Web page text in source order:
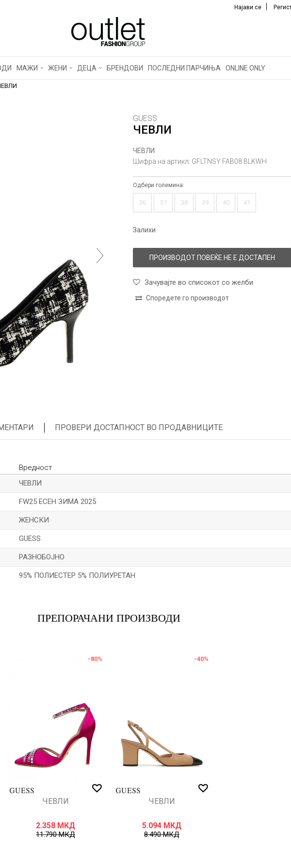
Најави се
МАЖИ ЖЕНИ ДЕЦА БРЕНДОВИ ПОСЛЕДНИ ПАРЧИЊА ONLINE ONLY
GUESS
ЧЕВЛИ
ЧЕВЛИ
Шифра на артикл: GFLTNSY FAB08 BLKWH
Одбери големина:
36 37 38 39 40 41
Залихи
ПРОИЗВОДОТ ПОВЕЌЕ НЕ Е ДОСТАПЕН
Зачувајте во списокот со желби
Споредете го производот
ПРОВЕРИ ДОСТАПНОСТ ВО ПРОДАВНИЦИТЕ
Вредност
ЧЕВЛИ
FW25 ЕСЕН ЗИМА 2025
ЖЕНСКИ
GUESS
РАЗНОБОЈНО
95% ПОЛИЕСТЕР 5% ПОЛИУРЕТАН
ПРЕПОРАЧАНИ ПРОИЗВОДИ
-80%
ЧЕВЛИ
2.358 МКД
11.790МКД
-40%
ЧЕВЛИ
5.094 МКД
8.490МКД